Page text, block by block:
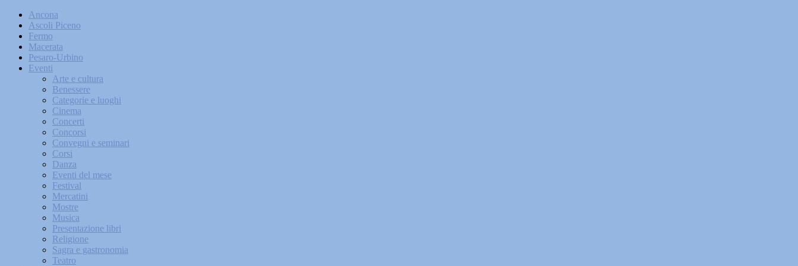
Ancona
Ascoli Piceno
Fermo
Macerata
Pesaro-Urbino
Eventi
Arte e cultura
Benessere
Categorie e luoghi
Cinema
Concerti
Concorsi
Convegni e seminari
Corsi
Danza
Eventi del mese
Festival
Mercatini
Mostre
Musica
Presentazione libri
Religione
Sagra e gastronomia
Teatro